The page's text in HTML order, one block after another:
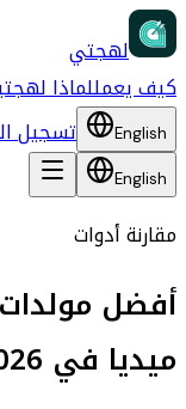
لهجتي
كيف يعمللماذا
English تسجيل
English
مقارنة أدوات
أفضل
ميديا في 2026